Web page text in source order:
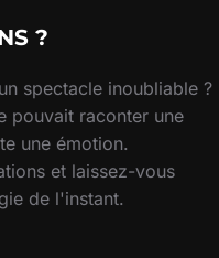
?
spectacle inoubliable ?
pouvait raconter une
une émotion.
et laissez-vous
de l'instant.